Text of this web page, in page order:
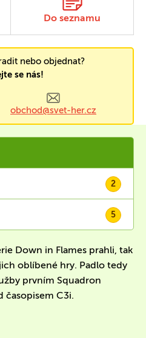
Do seznamu
nebo objednat?
se nás!
obchod@svet-her.cz
2
5
Down in Flames prahli, tak
oblíbené hry. Padlo tedy
prvním Squadron
časopisem C3i.